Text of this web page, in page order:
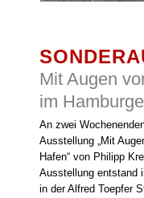
Mit Augen
im
An zwei
Ausstellung „Mit
Hafen“ von Philipp
Ausstellung entstand
in der Alfred Toepfer